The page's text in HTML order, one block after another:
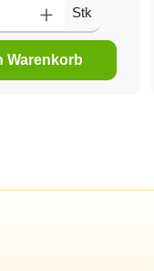
Stk
Warenkorb